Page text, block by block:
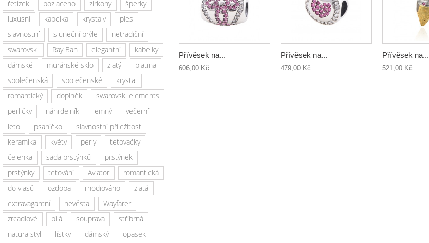
řetízek
pozlaceno zirkony
šperky
luxusní
kabelka krystaly
ples
slavnostní
sluneční brýle
netradiční
swarovski
Ray Ban elegantní
kabelky
dámské
muránské sklo zlatý
platina
společenská
společenské
krystal
romantický
doplněk
swarovski elements
perličky
náhrdelník jemný
večerní
leto
psaníčko
slavnostní příležitost
keramika
květy perly
tetovačky
čelenka
sada prstýnků
prstýnek
prstýnky
tetování Aviator
romantická
do vlasů
ozdoba rhodiováno
zlatá
extravagantní
nevěsta
Wayfarer
zrcadlové
bílá souprava
stříbrná
natura styl
lístky dámský
opasek
Přívěsek na...
606,00 Kč
Přívěsek na...
479,00 Kč
Přívěsek na...
521,00 Kč